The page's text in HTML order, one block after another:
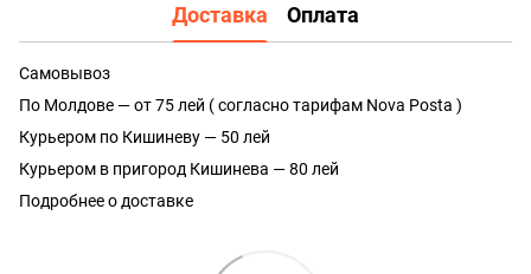
Доставка Оплата
Самовывоз
По Молдове — от 75 лей ( согласно тарифам Nova Posta )
Курьером по Кишиневу — 50 лей
Курьером в пригород Кишинева — 80 лей
Подробнее о доставке